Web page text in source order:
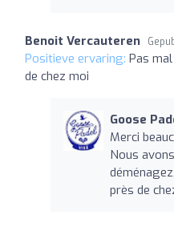
Benoit Vercauteren
Positieve ervaring: Pas
de chez moi
Goose
Merci
Nous
près de